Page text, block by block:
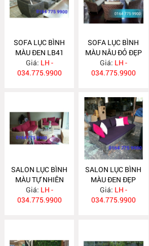
SOFA LỤC BÌNH
MÀU ĐEN LB41
Giá: LH -
034.775.9900
SOFA LỤC BÌNH
MÀU NÂU ĐỎ ĐẸP
LB40
Giá: LH -
034.775.9900
SALON LỤC BÌNH
MÀU TỰ NHIÊN
LB38
Giá: LH -
034.775.9900
SALON LỤC BÌNH
MÀU ĐEN ĐẸP
LB37
Giá: LH -
034.775.9900